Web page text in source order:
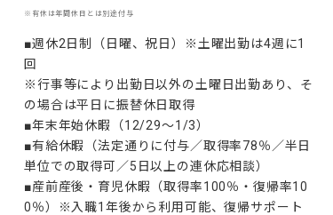
※有休は年間休日とは別途付与
■週休2日制（日曜、祝日）※土曜出勤は4週に1
回
※行事等により出勤日以外の土曜日出勤あり、そ
の場合は平日に振替休日取得
■年末年始休暇（12/29～1/3）
■有給休暇（法定通りに付与／取得率78％／半日
単位での取得可／5日以上の連休応相談）
■産前産後・育児休暇（取得率100％・復帰率10
0％）※入職1年後から利用可能、復帰サポート